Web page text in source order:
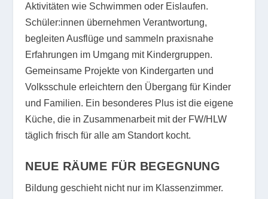
Aktivitäten wie Schwimmen oder Eislaufen.
Schüler:innen übernehmen Verantwortung,
begleiten Ausflüge und sammeln praxisnahe
Erfahrungen im Umgang mit Kindergruppen.
Gemeinsame Projekte von Kindergarten und
Volksschule erleichtern den Übergang für Kinder
und Familien. Ein besonderes Plus ist die eigene
Küche, die in Zusammenarbeit mit der FW/HLW
täglich frisch für alle am Standort kocht.
NEUE RÄUME FÜR BEGEGNUNG
Bildung geschieht nicht nur im Klassenzimmer.